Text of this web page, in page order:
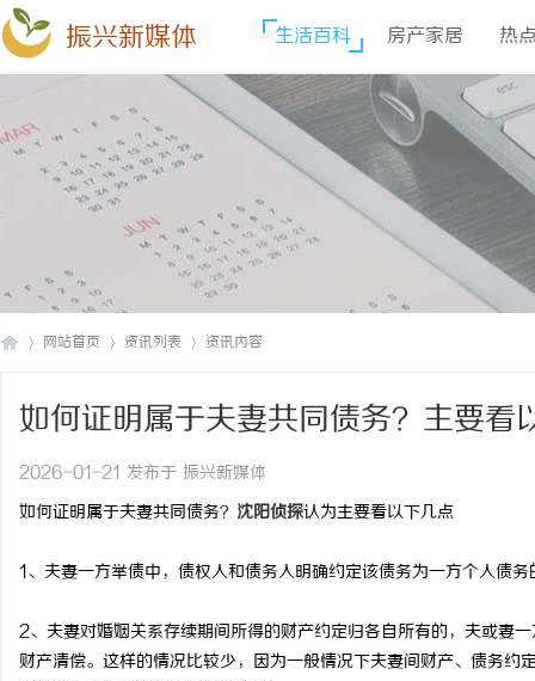
振兴新媒体 生活百科 房产家居 热
网站首页 资讯列表 资讯内容
如何证明属于夫妻共同债务？主要看
2026-01-21 发布于 振兴新媒体
如何证明属于夫妻共同债务？ 沈阳侦探认为主要看以下几点
1、夫妻一方举债中，债权人和债务人明确约定该债务为一方个人债
2、夫妻对婚姻关系存续期间所得的财产约定归各自所有的，夫或妻
财产清偿。这样的情况比较少，因为一般情况下夫妻间财产、债务